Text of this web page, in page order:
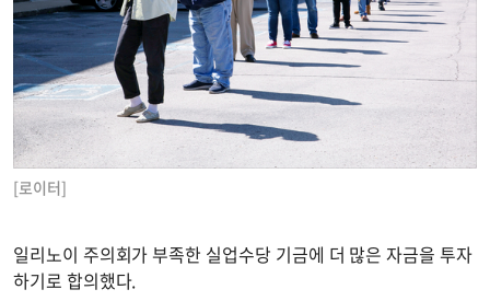
[로이터]
일리노이 주의회가 부족한 실업수당 기금에 더 많은 자금을 투자
하기로 합의했다.